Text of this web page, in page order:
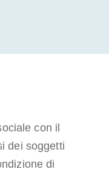
con il
dei soggetti
di